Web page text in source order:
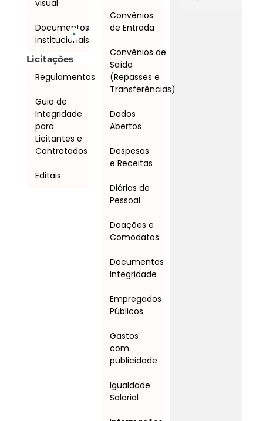
visual
Documentos
institucionais
Licitações
Regulamentos
Guia de
Integridade
para
Licitantes e
Contratados
Editais
Convênios
de Entrada
Convênios de
Saída
(Repasses e
Transferências)
Dados
Abertos
Despesas
e Receitas
Diárias de
Pessoal
Doações e
Comodatos
Documentos
Integridade
Empregados
Públicos
Gastos
com
publicidade
Igualdade
Salarial